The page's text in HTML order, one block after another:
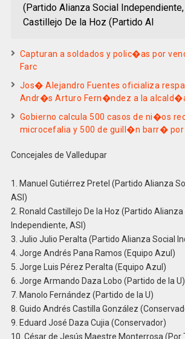
(Partido Alianza Social Independiente,
Castillejo De la Hoz (Partido Al
Capturan a soldados y polic�as por
Farc
Jos� Alejandro Fuentes oficializa
Andr�s Arturo Fern�ndez a la
Gobierno calcula 500 casos de ni�os
microcefalia y 500 de guill�n barr� por
Concejales de Valledupar
1. Manuel Gutiérrez Pretel (Partido Alianza
ASI)
2. Ronald Castillejo De la Hoz (Partido Alianza
Independiente, ASI)
3. Julio Julio Peralta (Partido Alianza Social
4. Jorge Andrés Pana Ramos (Equipo Azul)
5. Jorge Luis Pérez Peralta (Equipo Azul)
6. Jorge Armando Daza Lobo (Partido de la U)
7. Manolo Fernández (Partido de la U)
8. Guido Andrés Castilla González
9. Eduard José Daza Cujia (Conservador)
10. César de Jesús Maestre Monterrosa (Por